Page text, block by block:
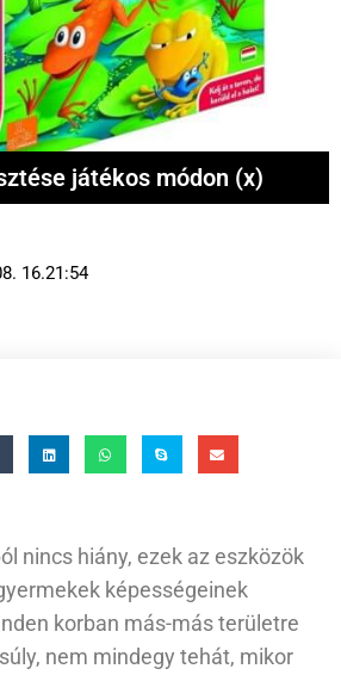
játékos módon (x)
16.21:54
nincs hiány, ezek az eszközök
képességeinek
korban más-más területre
nem mindegy tehát, mikor